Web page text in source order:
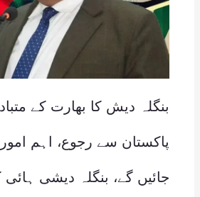
بنگلہ دیش کا بھارت کے
پاکستان سے رجوع، اہم
جائیں گے، بنگلہ دیشی ہائی